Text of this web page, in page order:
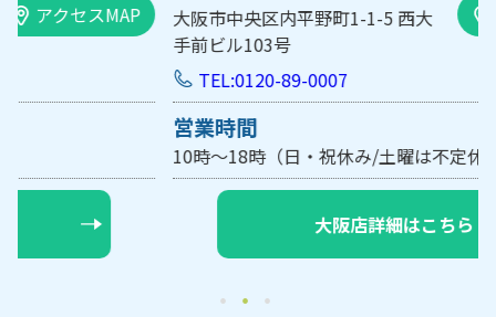
大阪市中央区内平野町1-1-5 西大
手前ビル103号
アクセスMAP
TEL:0120-89-0007
10時～18時（日・祝休み/土曜は不定休）【要予約】
大阪店詳細はこちら